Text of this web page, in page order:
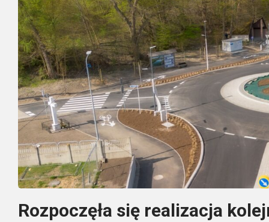
Rozpoczęła się realizacja